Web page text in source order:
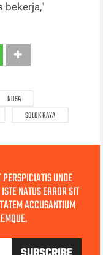
bekerja,"
NUSA
SOLOK RAYA
PERSPICIATIS UNDE
NATUS ERROR SIT
ACCUSANTIUM